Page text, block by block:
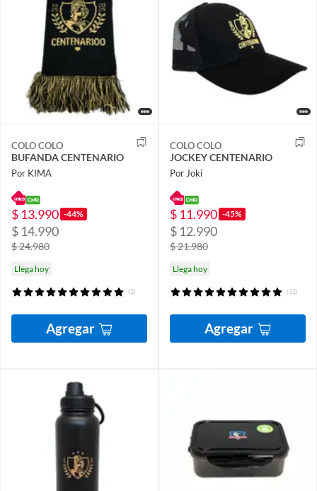
COLO COLO
BUFANDA CENTENARIO
Por KIMA
$ 13.990 -44%
$ 14.990
$ 24.980
Llega hoy
(2)
Agregar
COLO COLO
JOCKEY CENTENARIO
Por Joki
$ 11.990 -45%
$ 12.990
$ 21.980
Llega hoy
(12)
Agregar